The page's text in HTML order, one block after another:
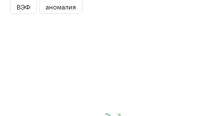
ВЭФ
аномалия